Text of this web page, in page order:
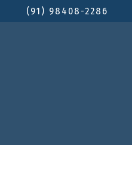
(91) 98408-2286